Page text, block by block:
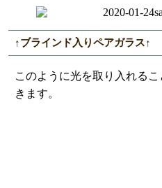
↑ブラインド入りペアガラス↑
このように光を取り入れる
きます。